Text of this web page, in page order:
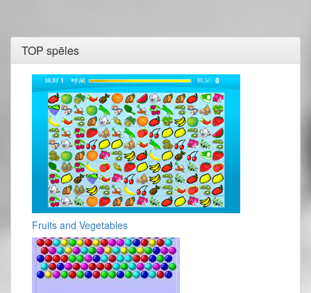
TOP spēles
Fruits and Vegetables